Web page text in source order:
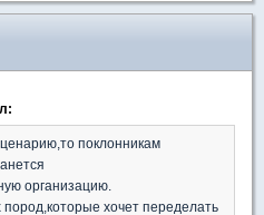
поклонникам
организацию.
хочет переделать